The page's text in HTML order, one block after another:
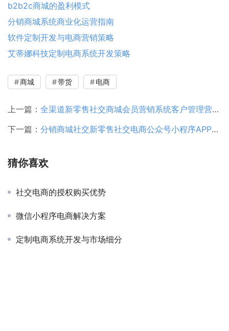
b2b2c商城的盈利模式
分销商城系统商业化运营指南
软件定制开发与电商营销策略
艾蒂娜科技定制电商系统开发策略
商城 带货 电商
上一篇： 全渠道新零售社交商城会员营销系统客户管理营销拓客多级分销软件
下一篇： 分销商城社交新零售社交电商公众号小程序APP开发营销系统
猜你喜欢
社交电商的授权购买优势
微信小程序电商解决方案
定制电商系统开发与市场细分